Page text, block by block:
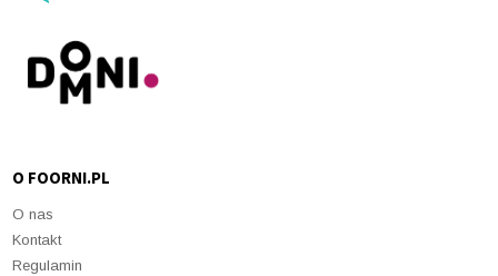
O FOORNI.PL
O nas
Kontakt
Regulamin